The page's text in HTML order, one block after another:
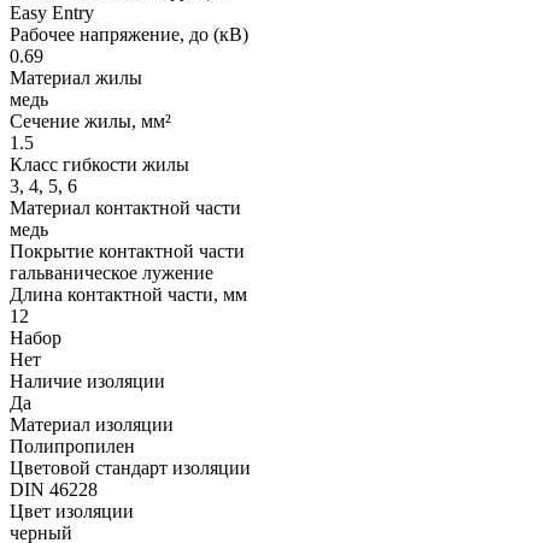
Easy Entry
Рабочее напряжение, до (кВ)
0.69
Материал жилы
медь
Сечение жилы, мм²
1.5
Класс гибкости жилы
3, 4, 5, 6
Материал контактной части
медь
Покрытие контактной части
гальваническое лужение
Длина контактной части, мм
12
Набор
Нет
Наличие изоляции
Да
Материал изоляции
Полипропилен
Цветовой стандарт изоляции
DIN 46228
Цвет изоляции
черный